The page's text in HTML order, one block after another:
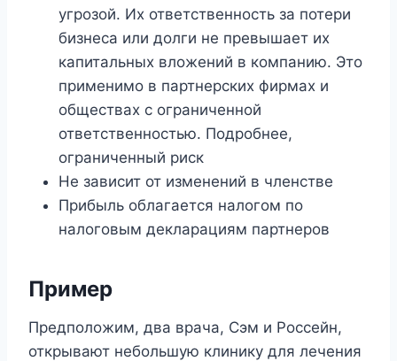
угрозой. Их ответственность за потери
бизнеса или долги не превышает их
капитальных вложений в компанию. Это
применимо в партнерских фирмах и
обществах с ограниченной
ответственностью. Подробнее,
ограниченный риск
Не зависит от изменений в членстве
Прибыль облагается налогом по
налоговым декларациям партнеров
Пример
Предположим, два врача, Сэм и Россейн,
открывают небольшую клинику для лечения